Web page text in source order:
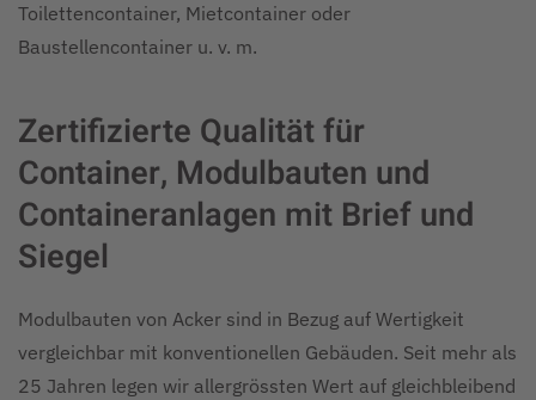
Toilettencontainer, Mietcontainer oder
Baustellencontainer u. v. m.
Zertifizierte Qualität für
Container, Modulbauten und
Containeranlagen mit Brief und
Siegel
Modulbauten von Acker sind in Bezug auf Wertigkeit
vergleichbar mit konventionellen Gebäuden. Seit mehr als
25 Jahren legen wir allergrössten Wert auf gleichbleibend